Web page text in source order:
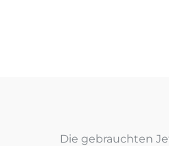
Die gebrauchten